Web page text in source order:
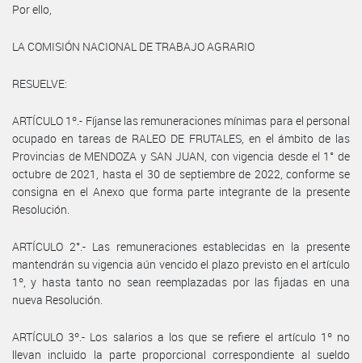
Por ello,
LA COMISIÓN NACIONAL DE TRABAJO AGRARIO
RESUELVE:
ARTÍCULO 1º.- Fíjanse las remuneraciones mínimas para el personal
ocupado en tareas de RALEO DE FRUTALES, en el ámbito de las
Provincias de MENDOZA y SAN JUAN, con vigencia desde el 1° de
octubre de 2021, hasta el 30 de septiembre de 2022, conforme se
consigna en el Anexo que forma parte integrante de la presente
Resolución.
ARTÍCULO 2°.- Las remuneraciones establecidas en la presente
mantendrán su vigencia aún vencido el plazo previsto en el artículo
1º, y hasta tanto no sean reemplazadas por las fijadas en una
nueva Resolución.
ARTÍCULO 3º.- Los salarios a los que se refiere el artículo 1º no
llevan incluido la parte proporcional correspondiente al sueldo